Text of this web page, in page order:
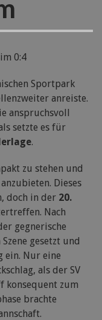
0:4
Sportpark
anreiste.
anspruchsvoll
setzte es für
.
zu stehen und
Dieses
doch in der 20.
Nach
gegnerische
gesetzt und
ein. Nur eine
als der SV
konsequent zum
brachte